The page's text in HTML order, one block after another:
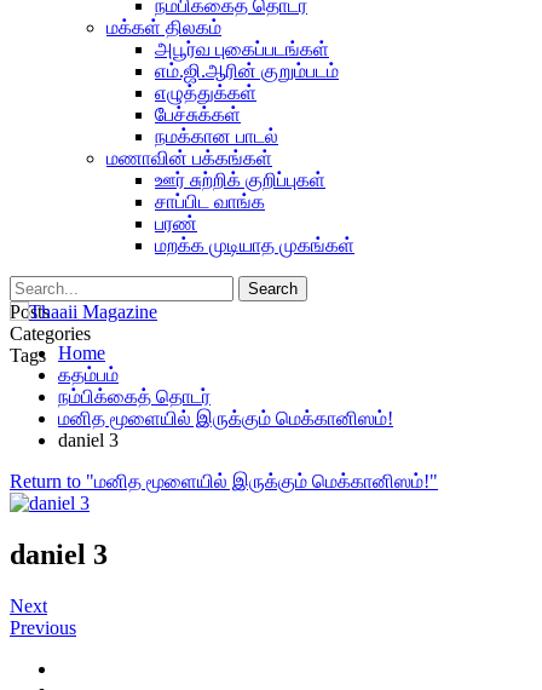
நம்பிக்கைத் தொடர்
மக்கள் திலகம்
அபூர்வ புகைப்படங்கள்
எம்.ஜி.ஆரின் குறும்படம்
எழுத்துக்கள்
பேச்சுக்கள்
நமக்கான பாடல்
மணாவின் பக்கங்கள்
ஊர் சுற்றிக் குறிப்புகள்
சாப்பிட வாங்க
பரண்
மறக்க முடியாத முகங்கள்
Posts
Categories
Tags Home
கதம்பம்
நம்பிக்கைத் தொடர்
மனித மூளையில் இருக்கும் மெக்கானிஸம்!
daniel 3
Return to "மனித மூளையில் இருக்கும் மெக்கானிஸம்!"
daniel 3
Next
Previous